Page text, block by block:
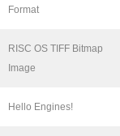
Format
RISC OS TIFF Bitmap
Image
Hello Engines!